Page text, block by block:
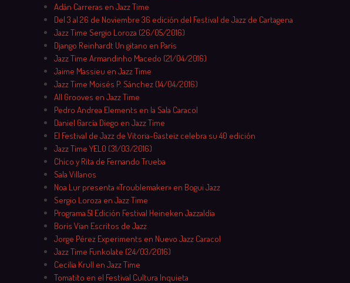
Adán Carreras en Jazz Time
Del 3 al 26 de Noviembre 36 edición del Festival de Jazz de Cartagena
Jazz Time Sergio Loroza (26/05/2016)
Django Reinhardt Un gitano en París
Jazz Time Armandinho Macedo (21/04/2016)
Jaime Massieu en Jazz Time
Jazz Time Moisés P. Sánchez (14/04/2016)
All Grooves en Jazz Time
Pedro Andrea Elements en la Sala Caracol
Daniel García Diego en Jazz Time
El Festival de Jazz de Vitoria-Gasteiz celebra su 40 edición
Jazz Time YELO (31/03/2016)
Chico y Rita de Fernando Trueba
Sala Villanos
Noa Lur presenta «Troublemaker» en Bogui Jazz
Sergio Loroza en Jazz Time
Programa 51 Edición Festival Heineken Jazzaldia
Boris Vian Escritos de Jazz
Jorge Pérez Experiments en Nuevo Jazz Caracol
Jazz Time Funkolate (24/03/2016)
Cecilia Krull en Jazz Time
Tomatito en el Festival Cultura Inquieta